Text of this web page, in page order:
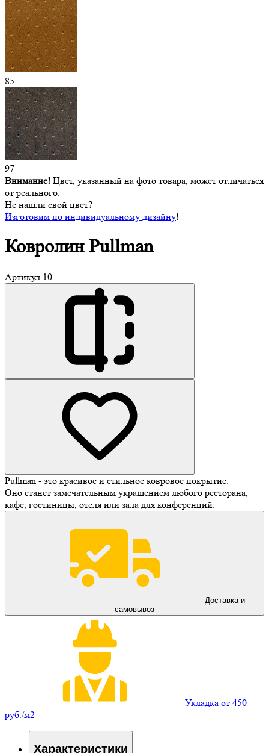
85
97
Внимание! Цвет, указанный на фото товара, может отличаться
от реального.
Не нашли свой цвет?
Изготовим по индивидуальному дизайну!
КовролинPullman
Артикул 10
Pullman - это красивое и стильное ковровое покрытие.
Оно станет замечательным украшением любого ресторана,
кафе, гостиницы, отеля или зала для конференций.
Доставка и
самовывоз
Укладка от 450
руб./м2
Характеристики